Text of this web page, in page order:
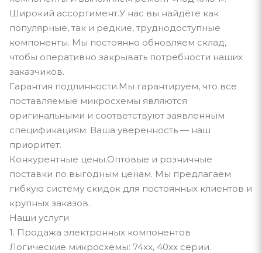
Широкий ассортимент.У нас вы найдёте как
популярные, так и редкие, труднодоступные
компоненты. Мы постоянно обновляем склад,
чтобы оперативно закрывать потребности наших
заказчиков.
Гарантия подлинности.Мы гарантируем, что все
поставляемые микросхемы являются
оригинальными и соответствуют заявленным
спецификациям. Ваша уверенность — наш
приоритет.
Конкурентные цены.Оптовые и розничные
поставки по выгодным ценам. Мы предлагаем
гибкую систему скидок для постоянных клиентов и
крупных заказов.
Наши услуги
1. Продажа электронных компонентов
Логические микросхемы: 74xx, 40xx серии.